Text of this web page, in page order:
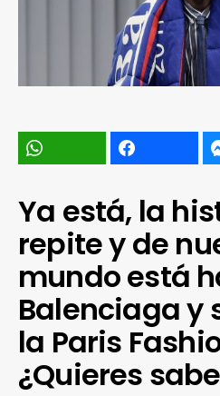
Ya está, la
repite y de
mundo está
Balenciaga y
la Paris
¿Quieres